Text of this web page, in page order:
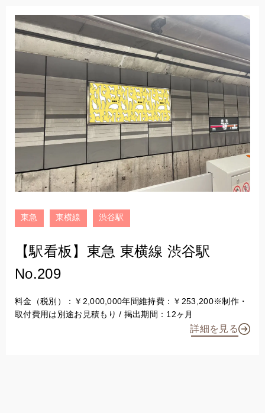
東急 東横線 渋谷駅
【駅看板】東急 東横線 渋谷駅
No.209
料金（税別）：￥2,000,000年間維持費：￥253,200※制作・
取付費用は別途お見積もり / 掲出期間：12ヶ月
詳細を見る